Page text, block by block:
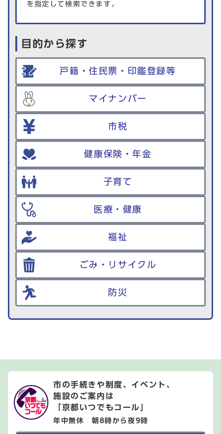
を指定して検索できます。
目的から探す
戸籍・住民票・印鑑登録等
マイナンバー
市税
健康保険・年金
子育て
医療・健康
福祉
ごみ・リサイクル
防災
市の手続きや制度、イベント、
施設のご案内は
「京都いつでもコール」
年中無休 朝8時から夜9時